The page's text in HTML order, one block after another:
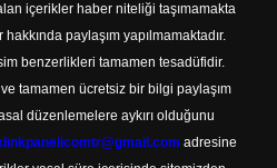
içerikler haber niteliği taşımamakta
paylaşım yapılmamaktadır.
benzerlikleri tamamen tesadüfidir.
tamamen ücretsiz bir bilgi paylaşım
düzenlemelere aykırı olduğunu
adresine